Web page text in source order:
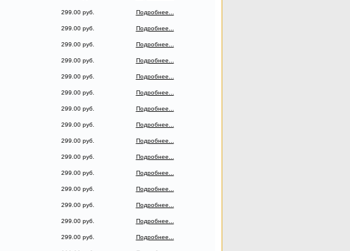
299.00 руб.
Подробнее...
299.00 руб.
Подробнее...
299.00 руб.
Подробнее...
299.00 руб.
Подробнее...
299.00 руб.
Подробнее...
299.00 руб.
Подробнее...
299.00 руб.
Подробнее...
299.00 руб.
Подробнее...
299.00 руб.
Подробнее...
299.00 руб.
Подробнее...
299.00 руб.
Подробнее...
299.00 руб.
Подробнее...
299.00 руб.
Подробнее...
299.00 руб.
Подробнее...
299.00 руб.
Подробнее...